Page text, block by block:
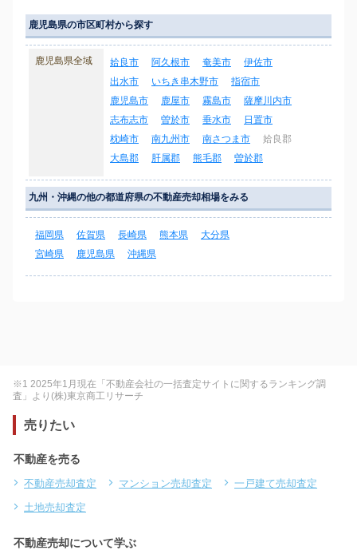
鹿児島県の市区町村から探す
鹿児島県全域 姶良市 阿久根市 奄美市
伊佐市
出水市
いちき串木野市
指宿市
鹿児島市
鹿屋市 霧島市
薩摩川内市
志布志市
曽於市 垂水市
日置市
枕崎市
南九州市 南さつま市
姶良郡
大島郡
肝属郡 熊毛郡 曽於郡
九州・沖縄の他の都道府県の不動産売却相場をみる
福岡県 佐賀県 長崎県 熊本県
大分県
宮崎県
鹿児島県 沖縄県
※1 2025年1月現在「不動産会社の一括査定サイトに関するランキング調
査」より(株)東京商工リサーチ
売りたい
不動産を売る
不動産売却査定 マンション売却査定
一戸建て売却査定
土地売却査定
不動産売却について学ぶ